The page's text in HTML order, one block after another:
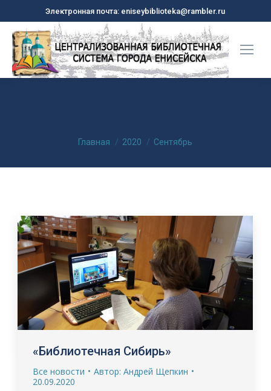
Электронная почта: eniseybiblioteka@rambler.ru
Вы здесь:
Главная 2020 Сентябрь
«Библиотечная Сибирь»
Все новости Автор: Андрей Щепкин
20.09.2020